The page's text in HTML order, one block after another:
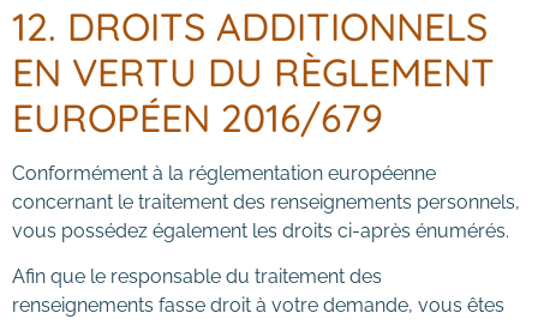
12. DROITS ADDITIONNELS
EN VERTU DU RÈGLEMENT
EUROPÉEN 2016/679
Conformément à la réglementation européenne
concernant le traitement des renseignements personnels,
vous possédez également les droits ci-après énumérés.
Afin que le responsable du traitement des
renseignements fasse droit à votre demande, vous êtes